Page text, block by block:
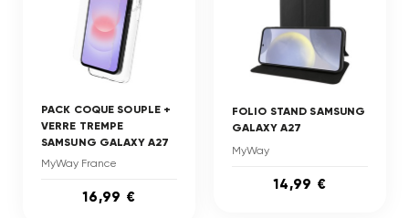
PACK COQUE SOUPLE +
VERRE TREMPE
SAMSUNG GALAXY A27
MyWay France
16,99 €
FOLIO STAND SAMSUNG
GALAXY A27
MyWay
14,99 €